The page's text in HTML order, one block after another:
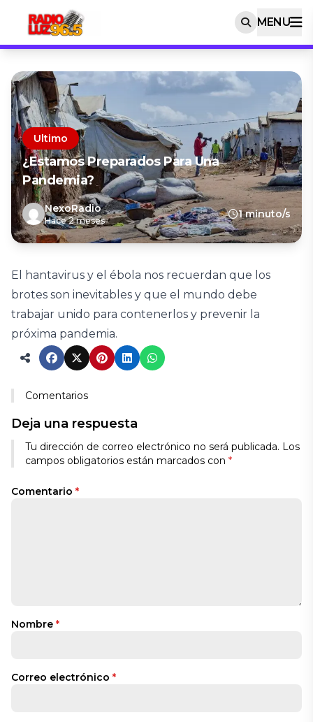
MENU
Ultimo
¿Estamos Preparados Para Una
Pandemia?
NexoRadio
Hace 2 meses
1 minuto/s
El hantavirus y el ébola nos recuerdan que los
brotes son inevitables y que el mundo debe
trabajar unido para contenerlos y prevenir la
próxima pandemia.
Comentarios
Deja una respuesta
Tu dirección de correo electrónico no será publicada. Los
campos obligatorios están marcados con *
Comentario *
Nombre *
Correo electrónico *